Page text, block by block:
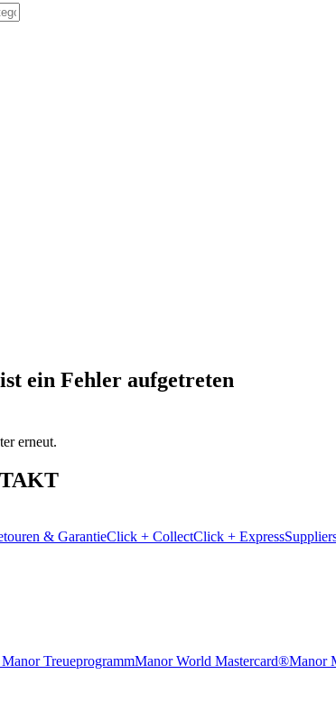
ein Fehler aufgetreten
erneut.
& GarantieClick + CollectClick + Express
TreueprogrammManor World Mastercard®Manor